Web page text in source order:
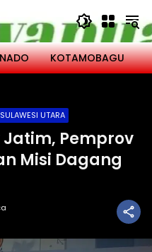
KOTAMOBAGU
SULAWESI UTARA
Pemprov
Misi Dagang